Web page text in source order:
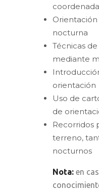
nocturna
Técnicas
mediante
orientación
Uso de
de
Recorridos
terreno,
nocturnos
Nota: en